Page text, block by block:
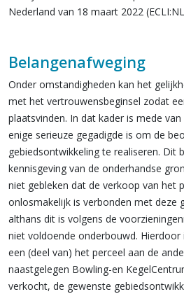
Nederland van 18 maart 2022
Belangenafweging
Onder omstandigheden kan het
met het vertrouwensbeginsel zodat
plaatsvinden. In dat kader is mede
enige serieuze gegadigde is om de
gebiedsontwikkeling te realiseren. Dit
kennisgeving van de onderhandse
niet gebleken dat de verkoop van het
onlosmakelijk is verbonden met deze
althans dit is volgens de
niet voldoende onderbouwd.
een (deel van) het perceel aan de
naastgelegen Bowling-en
verkocht, de gewenste